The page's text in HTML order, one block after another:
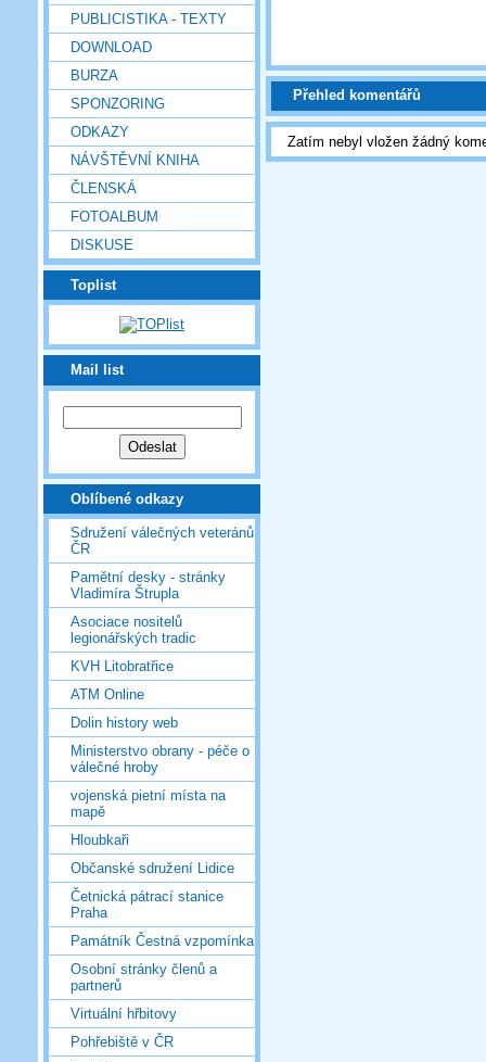
PUBLICISTIKA - TEXTY
DOWNLOAD
BURZA
SPONZORING
ODKAZY
NÁVŠTĚVNÍ KNIHA
ČLENSKÁ
FOTOALBUM
DISKUSE
Toplist
Mail list
Oblíbené odkazy
Sdružení válečných veteránů
ČR
Pamětní desky - stránky
Vladimíra Štrupla
Asociace nositelů
legionářských tradic
KVH Litobratřice
ATM Online
Dolin history web
Ministerstvo obrany - péče o
válečné hroby
vojenská pietní místa na
mapě
Hloubkaři
Občanské sdružení Lidice
Četnická pátrací stanice
Praha
Památník Čestná vzpomínka
Osobní stránky členů a
partnerů
Virtuální hřbitovy
Pohřebiště v ČR
Přehled komentářů
Zatím nebyl vložen žádný